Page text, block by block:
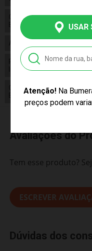
USAR
Atenção!Na
preços podem
Código de
Barras
Pilhas
Inclusas
Conteúdo da
Embalagem
01
Avaliações do
Tem esse produto?
ESCREVER
Dúvidas dos